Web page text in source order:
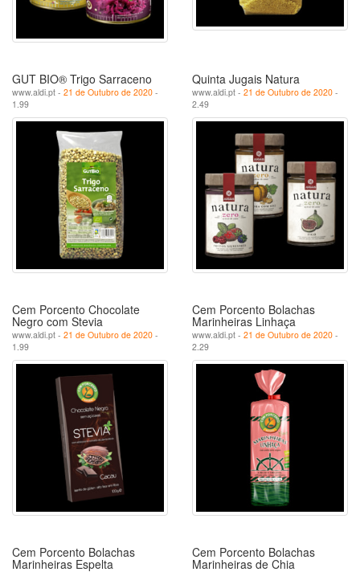
GUT BIO® Trigo Sarraceno
www.aldi.pt - 21 de Outubro de 2020 -
1.99
Quinta Jugais Natura
www.aldi.pt - 21 de Outubro de 2020 -
2.49
Cem Porcento Chocolate
Negro com Stevia
www.aldi.pt - 21 de Outubro de 2020 -
1.99
Cem Porcento Bolachas
Marinheiras Linhaça
www.aldi.pt - 21 de Outubro de 2020 -
2.29
Cem Porcento Bolachas
Marinheiras Espelta
Cem Porcento Bolachas
Marinheiras de Chia